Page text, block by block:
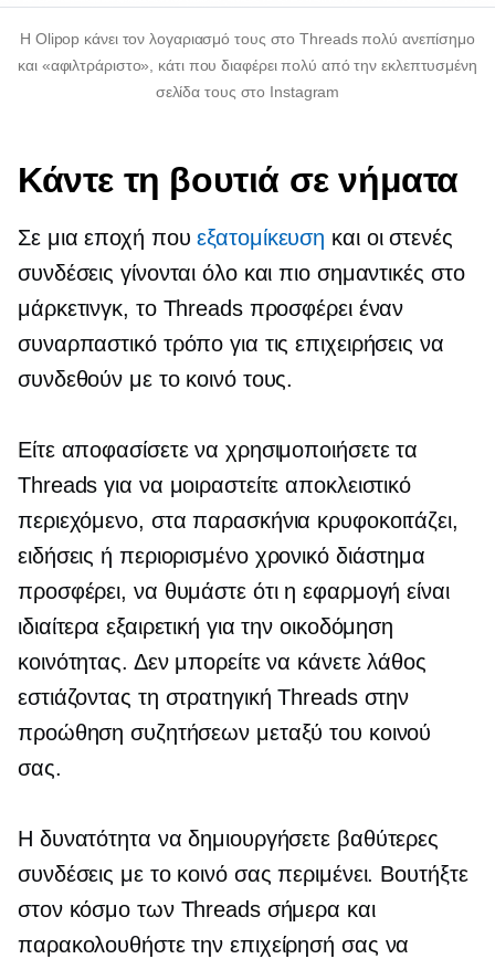
Η Olipop κάνει τον λογαριασμό τους στο Threads πολύ ανεπίσημο
και «αφιλτράριστο», κάτι που διαφέρει πολύ από την εκλεπτυσμένη
σελίδα τους στο Instagram
Κάντε τη βουτιά σε νήματα
Σε μια εποχή πουεξατομίκευση και οι στενές
συνδέσεις γίνονται όλο και πιο σημαντικές στο
μάρκετινγκ, το Threads προσφέρει έναν
συναρπαστικό τρόπο για τις επιχειρήσεις να
συνδεθούν με το κοινό τους.
Είτε αποφασίσετε να χρησιμοποιήσετε τα
Threads για να μοιραστείτε αποκλειστικό
περιεχόμενο, στα παρασκήνια κρυφοκοιτάζει,
ειδήσεις ή περιορισμένο χρονικό διάστημα
προσφέρει, να θυμάστε ότι η εφαρμογή είναι
ιδιαίτερα εξαιρετική για την οικοδόμηση
κοινότητας. Δεν μπορείτε να κάνετε λάθος
εστιάζοντας τη στρατηγική Threads στην
προώθηση συζητήσεων μεταξύ του κοινού
σας.
Η δυνατότητα να δημιουργήσετε βαθύτερες
συνδέσεις με το κοινό σας περιμένει. Βουτήξτε
στον κόσμο των Threads σήμερα και
παρακολουθήστε την επιχείρησή σας να